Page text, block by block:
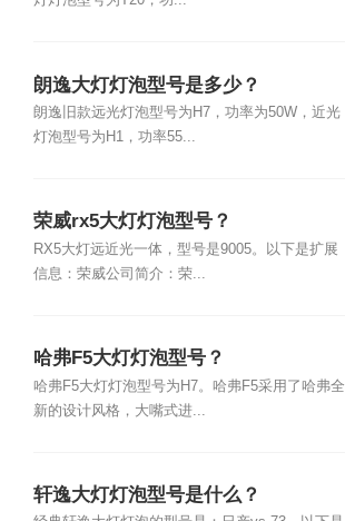
朗逸大灯灯泡型号是多少？
朗逸旧款远光灯泡型号为H7，功率为50W，近光
灯泡型号为H1，功率55...
荣威rx5大灯灯泡型号？
RX5大灯远近光一体，型号是9005。以下是扩展
信息：荣威公司简介：荣...
哈弗F5大灯灯泡型号？
哈弗F5大灯灯泡型号为H7。哈弗F5采用了哈弗全
新的设计风格，大嘴式进...
轩逸大灯灯泡型号是什么？